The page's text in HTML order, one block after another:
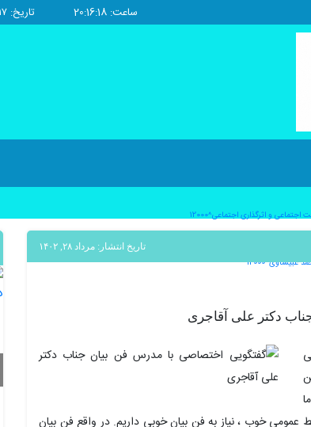
ساعت: 20:16:19 تاریخ: ۱۷ مرداد ۱۴۰۵
و اثرگذاری اجتماعی^12000
تاریخ انتشار: مرداد ۲۸, ۱۴۰۲
دکتر علی آقاجری
عمومی خوب ، نیاز به فن بیان خوبی داریم. در واقع فن بیان